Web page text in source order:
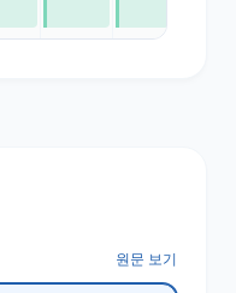
원문 보기